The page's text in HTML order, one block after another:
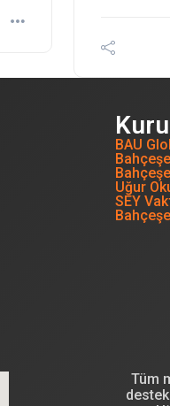
BAU
Uğur
SEY
Tüm